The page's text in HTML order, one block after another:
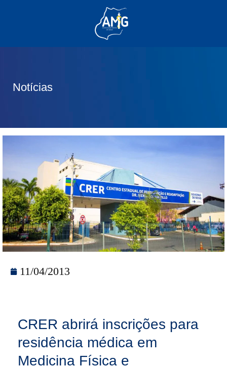
Notícias
11/04/2013
CRER abrirá inscrições para
residência médica em
Medicina Física e